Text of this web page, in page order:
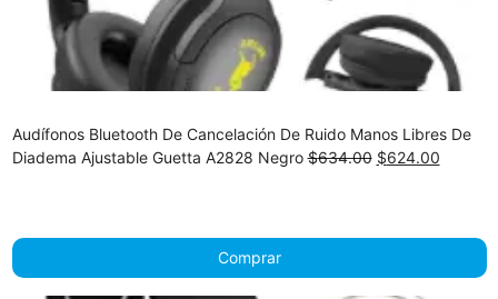
Audífonos Bluetooth De Cancelación De Ruido Manos Libres De
Diadema Ajustable Guetta A2828 Negro$634.00 Original
$624.00Current
Comprar